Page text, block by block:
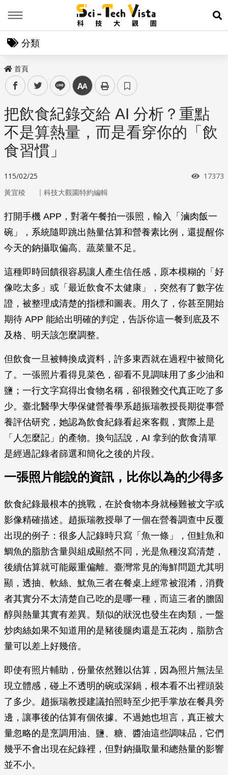
展
分類
首頁
facebooktwitter line 中
把飲食紀錄交給 AI 分析？重點
不是算熱量，而是看穿你的「飲
食習慣」
115/02/25 瀏覽次
17373
黃宜稜 ｜ 科技大觀園特約編輯
打開手機 APP，對著午餐拍一張照，輸入「滷肉飯一
碗」，系統隨即跳出熱量估算和營養素比例，還提醒你
今天的鈉攝取偏高、蔬菜量不足。
這種即時回饋很容易讓人產生信任感，原本模糊的「好
像吃太多」或「最近飲食不太健康」，突然有了數字佐
證，被整理成清楚的指標和圖表。用久了，你甚至開始
期待 APP 能給出明確的判定，告訴你這一餐到底及不
及格、明天該怎麼調整。
但飲食一旦被轉換成資料，許多東西就在過程中被簡化
了。一張照片看得見菜色，卻看不見調味用了多少油和
鹽；一行文字寫得出食物名稱，卻很難交代真正吃了多
少。臺北醫學大學保健營養學系趙振瑞教授長期從事營
養評估研究，她認為飲食紀錄看起來客觀，實際上是
「人怎麼記」的產物。換句話說，AI 拿到的飲食清單
是經過記錄者篩選和簡化之後的片段。
一張照片能說的資訊，比你以為的少得多
飲食紀錄最根本的挑戰，在於食物本身就極難被文字或
影像精確描述。趙振瑞教授舉了一個在營養調查中反覆
出現的例子：很多人記錄時只寫「魚一條」，但鮭魚和
鯛魚的脂肪含量與組成顯然不同，光是魚種沒寫清楚，
後續估算就可能嚴重偏離。臺灣常見的海鮮問題尤其明
顯，透抽、軟絲、魷魚三者在餐桌上經常被混淆，消費
者其實分不太清楚自己吃的是哪一種，而這三者的膽固
醇與熱量其實有差異。類似的狀況也發生在肉類，一盤
炒肉絲如果不知道用的是豬後腿肉還是五花肉，脂肪含
量可以差上好幾倍。
即使有照片輔助，份量依然難以估算，因為照片無法呈
現立體感，碰上不透明的碗或深鍋，根本看不出裡頭裝
了多少。趙振瑞教授建議拍照時至少把手掌放在餐具旁
邊，讓事後的估算有個依據。不過她也坦言，真正被大
量忽略的是烹調用油、鹽、糖、醬油這些調味品，它們
幾乎不會出現在紀錄裡，但對鈉攝取量和總熱量的影響
並不小。